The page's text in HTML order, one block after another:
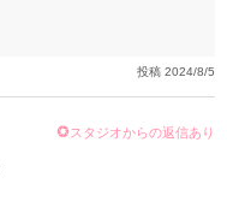
投稿 2024/8/5
スタジオからの返信あり